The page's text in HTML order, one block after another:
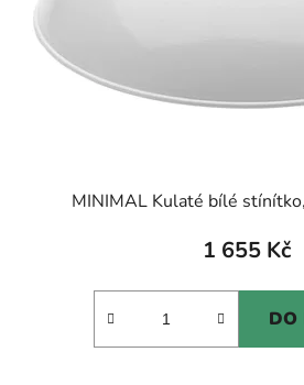
MINIMAL Kulaté bílé
1 655 Kč
DO